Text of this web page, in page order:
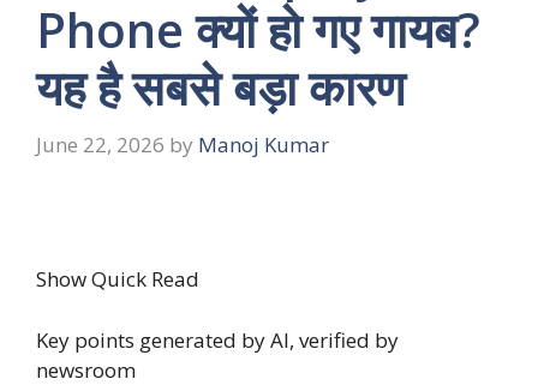
Phone क्यों हो गए गायब?
यह है सबसे बड़ा कारण
June 22, 2026 by Manoj Kumar
Show Quick Read
Key points generated by AI, verified by
newsroom